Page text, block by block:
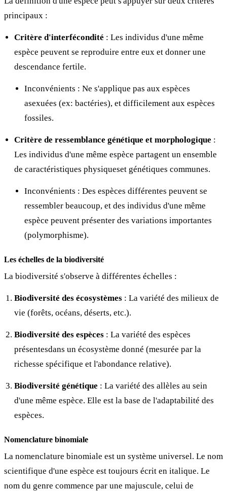
principaux :
Critère d'interfécondité : Les individus d'une même
espèce peuvent se reproduire entre eux et donner une
descendance fertile.
Inconvénients : Ne s'applique pas aux espèces
asexuées (ex: bactéries), et difficilement aux espèces
fossiles.
Critère de ressemblance génétique et morphologique :
Les individus d'une même espèce partagent un ensemble
de caractéristiques physiqueset génétiques communes.
Inconvénients : Des espèces différentes peuvent se
ressembler beaucoup, et des individus d'une même
espèce peuvent présenter des variations importantes
(polymorphisme).
Les échelles de la biodiversité
La biodiversité s'observe à différentes échelles :
Biodiversité des écosystèmes : La variété des milieux de
vie (forêts, océans, déserts, etc.).
Biodiversité des espèces : La variété des espèces
présentesdans un écosystème donné (mesurée par la
richesse spécifique et l'abondance relative).
Biodiversité génétique : La variété des allèles au sein
d'une même espèce. Elle est la base de l'adaptabilité des
espèces.
Nomenclature binomiale
La nomenclature binomiale est un système universel. Le nom
scientifique d'une espèce est toujours écrit en italique. Le
nom du genre commence par une majuscule, celui de